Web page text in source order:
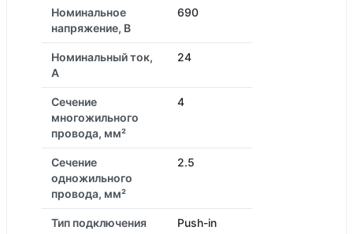
Номинальное
напряжение, В
690
Номинальный ток,
А
24
Сечение
многожильного
провода, мм²
4
Сечение
одножильного
провода, мм²
2.5
Тип подключения Push-in